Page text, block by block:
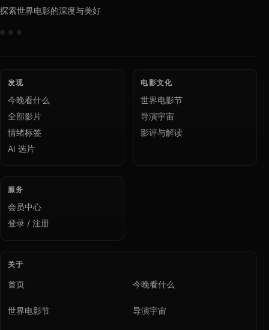
探索世界电影的深度与美好
发现
今晚看什么
全部影片
情绪标签
AI 选片
电影文化
世界电影节
导演宇宙
影评与解读
服务
会员中心
登录 / 注册
关于
首页 今晚看什么
世界电影节 导演宇宙